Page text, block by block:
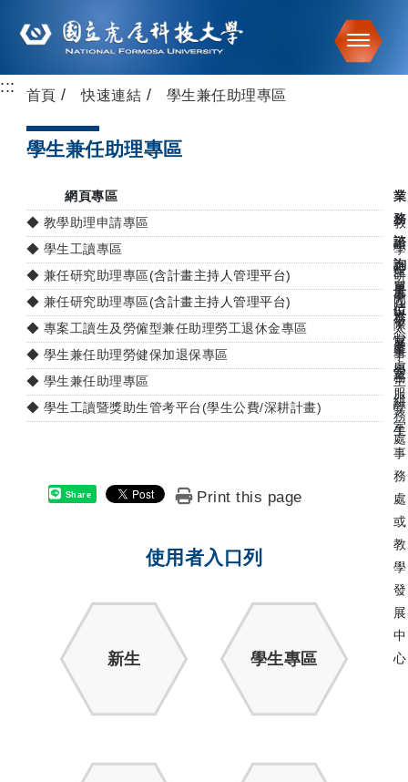
跳到主要內容
::: 首頁 快速連結 學生兼任助理專區
學生兼任助理專區
網頁專區
業
務
諮
詢
單
位
◆ 教學助理申請專區
教
學
發
展
中
心
◆ 學生工讀專區
學
生
事
務
處
◆ 兼任研究助理專區(含計畫主持人管理平台)
研
究
發
展
處
◆ 兼任研究助理專區(含計畫主持人管理平台)
國
際
產
學
服
務
處
◆ 專案工讀生及勞僱型兼任助理勞工退休金專區
人
事
室
◆ 學生兼任助理勞健保加退保專區
事
務
組
◆ 學生兼任助理專區
主
計
室
◆ 學生工讀暨獎助生管考平台(學生公費/深耕計畫)
學
生
事
務
處
或
教
學
發
展
中
心
Share Print this page
使用者入口列
新生 學生專區